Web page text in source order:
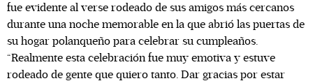
fue evidente al verse rodeado de sus amigos más cercanos
durante una noche memorable en la que abrió las puertas de
su hogar polanqueño para celebrar su cumpleaños.
“Realmente esta celebración fue muy emotiva y estuve
rodeado de gente que quiero tanto. Dar gracias por estar